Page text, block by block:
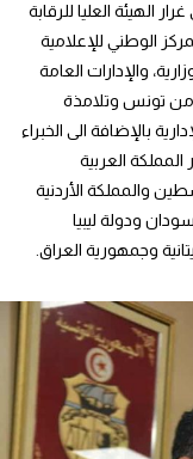
الهيئة العليا للرقابة
الوطني للإعلامية
والإدارات العامة
من تونس وتلامذة
بالإضافة الى الخبراء
العربية
والمملكة الأردنية
ودولة ليبيا
وجمهورية العراق.